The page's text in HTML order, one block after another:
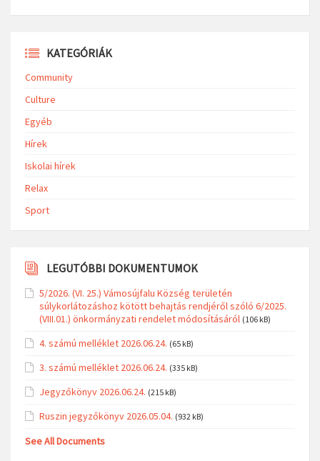
KATEGÓRIÁK
Community
Culture
Egyéb
Hírek
Iskolai hírek
Relax
Sport
LEGUTÓBBI DOKUMENTUMOK
5/2026. (VI. 25.) Vámosújfalu Község területén
súlykorlátozáshoz kötött behajtás rendjéről szóló 6/2025.
(VIII.01.) önkormányzati rendelet módosításáról (106 kB)
4. számú melléklet 2026.06.24. (65 kB)
3. számú melléklet 2026.06.24. (335 kB)
Jegyzőkönyv 2026.06.24. (215 kB)
Ruszin jegyzőkönyv 2026.05.04. (932 kB)
See All Documents